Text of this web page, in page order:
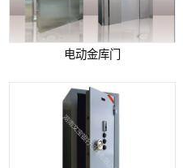
电动金库门